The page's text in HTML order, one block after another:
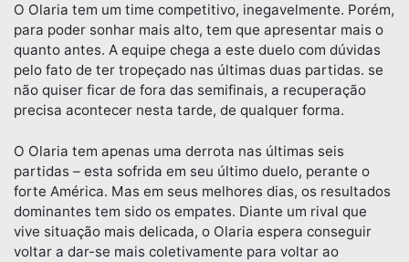
O Olaria tem um time competitivo, inegavelmente. Porém,
para poder sonhar mais alto, tem que apresentar mais o
quanto antes. A equipe chega a este duelo com dúvidas
pelo fato de ter tropeçado nas últimas duas partidas. se
não quiser ficar de fora das semifinais, a recuperação
precisa acontecer nesta tarde, de qualquer forma.
O Olaria tem apenas uma derrota nas últimas seis
partidas – esta sofrida em seu último duelo, perante o
forte América. Mas em seus melhores dias, os resultados
dominantes tem sido os empates. Diante um rival que
vive situação mais delicada, o Olaria espera conseguir
voltar a dar-se mais coletivamente para voltar ao